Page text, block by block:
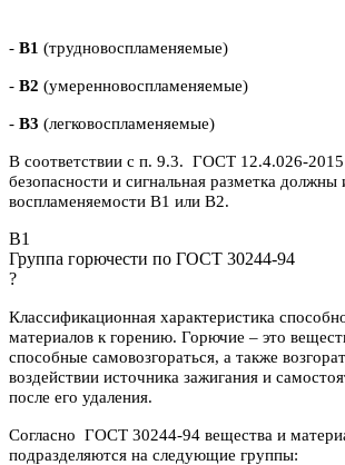
- В1 (трудновоспламеняемые)
- В2 (умеренновоспламеняемые)
- В3 (легковоспламеняемые)
В соответствии с п. 9.3. ГОСТ 12.4.026-2015
безопасности и сигнальная разметка должны
воспламеняемости В1 или В2.
B1
Группа горючести по ГОСТ 30244-94
?
Классификационная характеристика
материалов к горению. Горючие – это
способные самовозгораться, а также
воздействии источника зажигания и
после его удаления.
Согласно ГОСТ 30244-94 вещества и
подразделяются на следующие группы: